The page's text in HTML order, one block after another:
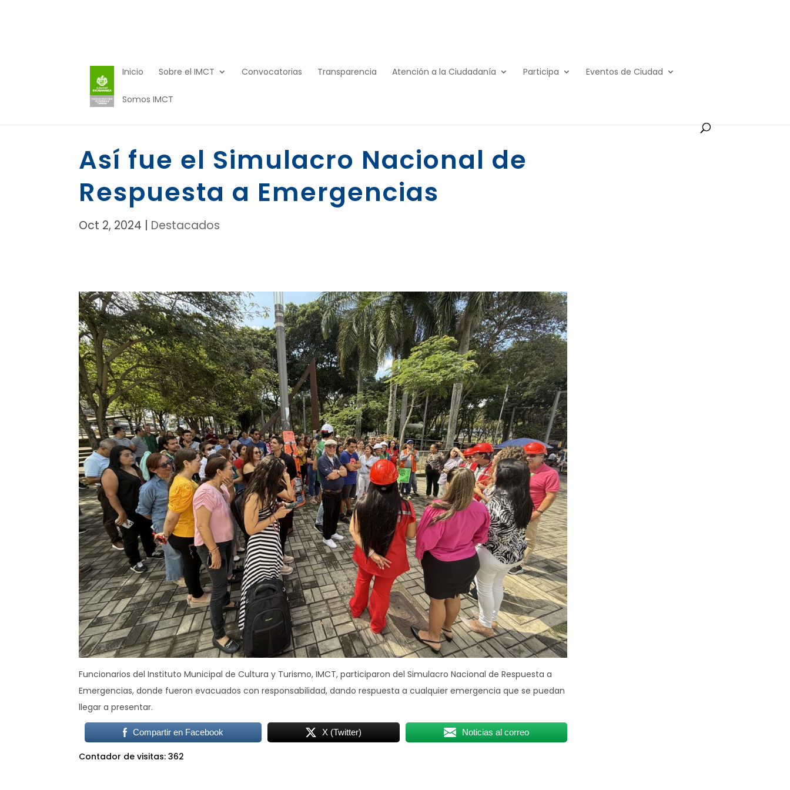
Inicio Sobre el IMCT Convocatorias Transparencia Atención a la Ciudadanía Participa Eventos de Ciudad
Somos IMCT
Así fue el Simulacro Nacional de
Respuesta a Emergencias
Oct 2, 2024 Destacados
Funcionarios del Instituto Municipal de Cultura y Turismo, IMCT, participaron del Simulacro Nacional de Respuesta a
Emergencias, donde fueron evacuados con responsabilidad, dando respuesta a cualquier emergencia que se puedan
llegar a presentar.
Compartir en Facebook X (Twitter) Noticias al correo
Contador de visitas: 362